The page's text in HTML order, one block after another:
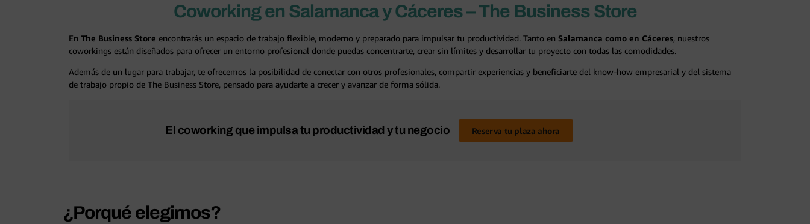
Coworking en Salamanca y Cáceres – The Business Store
En The Business Store encontrarás un espacio de trabajo flexible, moderno y preparado para impulsar tu productividad. Tanto en Salamanca como en Cáceres, nuestros
coworkings están diseñados para ofrecer un entorno profesional donde puedas concentrarte, crear sin límites y desarrollar tu proyecto con todas las comodidades.
Además de un lugar para trabajar, te ofrecemos la posibilidad de conectar con otros profesionales, compartir experiencias y beneficiarte del know-how empresarial y del sistema
de trabajo propio de The Business Store, pensado para ayudarte a crecer y avanzar de forma sólida.
El coworking que impulsa tu productividad y tu negocio Reserva tu plaza ahora
¿Porqué elegirnos?